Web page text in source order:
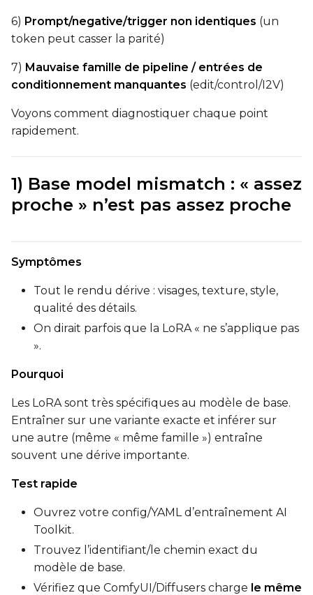
6) Prompt/negative/trigger non identiques (un
token peut casser la parité)
7) Mauvaise famille de pipeline / entrées de
conditionnement manquantes (edit/control/I2V)
Voyons comment diagnostiquer chaque point
rapidement.
1) Base model mismatch : « assez
proche » n’est pas assez proche
Symptômes
Tout le rendu dérive : visages, texture, style,
qualité des détails.
On dirait parfois que la LoRA « ne s’applique pas
».
Pourquoi
Les LoRA sont très spécifiques au modèle de base.
Entraîner sur une variante exacte et inférer sur
une autre (même « même famille ») entraîne
souvent une dérive importante.
Test rapide
Ouvrez votre config/YAML d’entraînement AI
Toolkit.
Trouvez l’identifiant/le chemin exact du
modèle de base.
Vérifiez que ComfyUI/Diffusers charge le même